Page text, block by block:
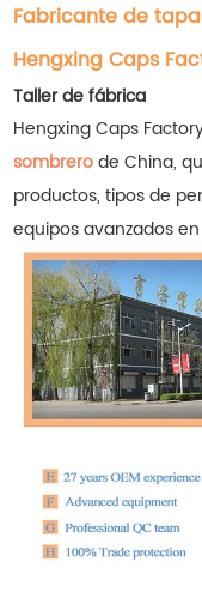
Fabricante de
Hengxing Caps
Taller de fábrica
Hengxing Caps
sombrerode China,
productos, tipos de
equipos avanzados